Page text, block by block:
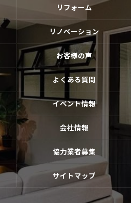
リフォーム
リノベーション
お客様の声
よくある質問
イベント情報
会社情報
協力業者募集
サイトマップ